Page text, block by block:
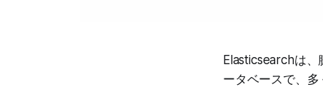
Elasticsearchは
ータベースで、多